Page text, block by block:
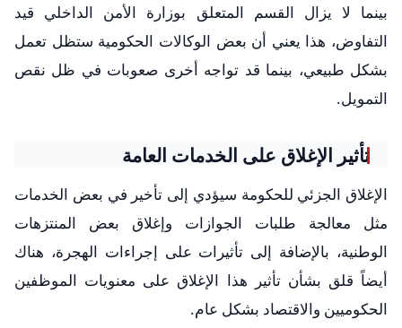
بينما لا يزال القسم المتعلق بوزارة الأمن الداخلي قيد
التفاوض، هذا يعني أن بعض الوكالات الحكومية ستظل تعمل
بشكل طبيعي، بينما قد تواجه أخرى صعوبات في ظل نقص
التمويل.
تأثير الإغلاق على الخدمات العامة
الإغلاق الجزئي للحكومة سيؤدي إلى تأخير في بعض الخدمات
مثل معالجة طلبات الجوازات وإغلاق بعض المنتزهات
الوطنية، بالإضافة إلى تأثيرات على إجراءات الهجرة، هناك
أيضاً قلق بشأن تأثير هذا الإغلاق على معنويات الموظفين
الحكوميين والاقتصاد بشكل عام.